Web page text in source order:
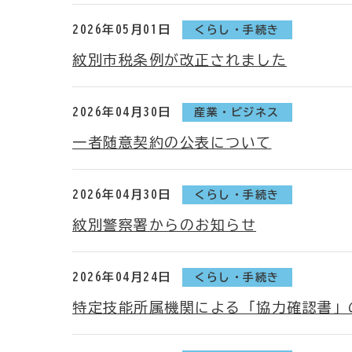
2026年05月01日 くらし・手続き
紋別市税条例が改正されました
2026年04月30日 産業・ビジネス
一者随意契約の公表について
2026年04月30日 くらし・手続き
紋別警察署からのお知らせ
2026年04月24日 くらし・手続き
特定技能所属機関による「協力確認書